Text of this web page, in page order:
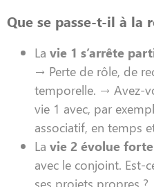
Que se passe-t-il à la
La vie 1 s’arrête
→ Perte de rôle, de
temporelle. → Avez-
vie 1 avec, par
associatif, en temps
La vie 2 évolue
avec le conjoint. Est-
ses projets propres ?